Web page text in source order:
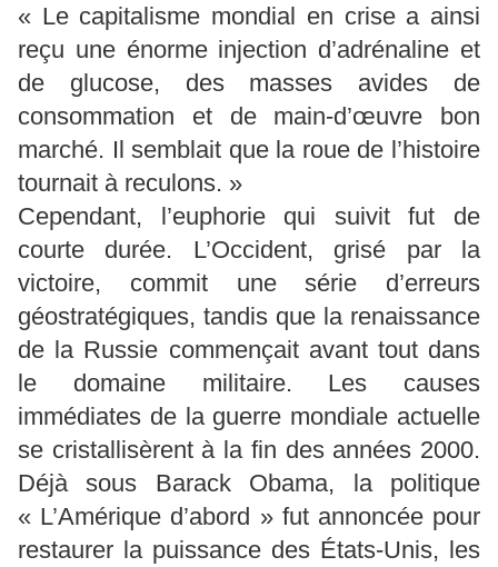
« Le capitalisme mondial en crise a ainsi
reçu une énorme injection d’adrénaline et
de glucose, des masses avides de
consommation et de main-d’œuvre bon
marché. Il semblait que la roue de l’histoire
tournait à reculons. »
Cependant, l’euphorie qui suivit fut de
courte durée. L’Occident, grisé par la
victoire, commit une série d’erreurs
géostratégiques, tandis que la renaissance
de la Russie commençait avant tout dans
le domaine militaire. Les causes
immédiates de la guerre mondiale actuelle
se cristallisèrent à la fin des années 2000.
Déjà sous Barack Obama, la politique
« L’Amérique d’abord » fut annoncée pour
restaurer la puissance des États-Unis, les